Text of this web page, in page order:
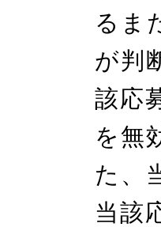
るま
が判
該応
を無
た、
当該